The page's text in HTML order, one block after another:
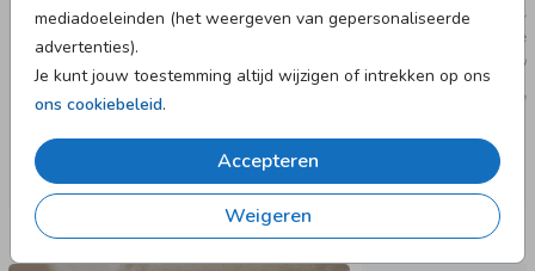
mediadoeleinden (het weergeven van gepersonaliseerde
advertenties).
Je kunt jouw toestemming altijd wijzigen of intrekken op ons
ons cookiebeleid.
Accepteren
Weigeren
Nog meer in deze stijl